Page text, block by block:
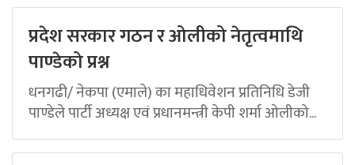
प्रदेश सरकार गठन र ओलीको नेतृत्वमाथि
पाण्डेको प्रश्न
धनगढी/ नेकपा (एमाले) का महाधिवेशन प्रतिनिधि डेजी
पाण्डेले पार्टी अध्यक्ष एवं प्रधानमन्त्री केपी शर्मा ओलीको...